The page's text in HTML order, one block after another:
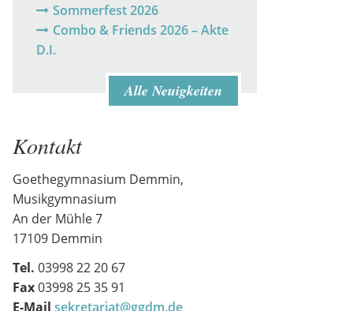
Sommerfest 2026
Combo & Friends 2026 – Akte
D.I.
Alle Neuigkeiten
Kontakt
Goethegymnasium Demmin,
Musikgymnasium
An der Mühle 7
17109 Demmin
Tel. 03998 22 20 67
Fax03998 25 35 91
E-Mail sekretariat@ggdm.de